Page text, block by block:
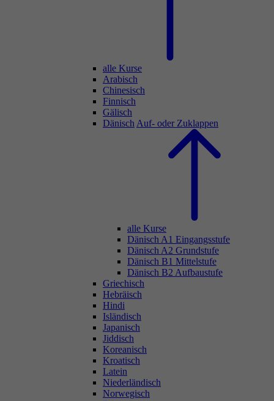
alle Kurse
Arabisch
Chinesisch
Finnisch
Gälisch
Dänisch Auf- oder Zuklappen
alle Kurse
Dänisch A1 Eingangsstufe
Dänisch A2 Grundstufe
Dänisch B1 Mittelstufe
Dänisch B2 Aufbaustufe
Griechisch
Hebräisch
Hindi
Isländisch
Japanisch
Jiddisch
Koreanisch
Kroatisch
Latein
Niederländisch
Norwegisch